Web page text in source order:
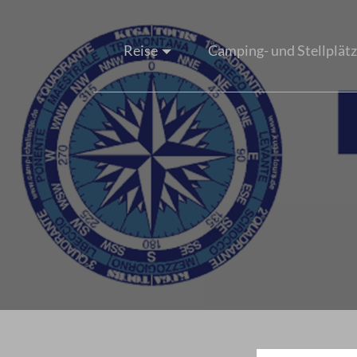
Reise Camping- und